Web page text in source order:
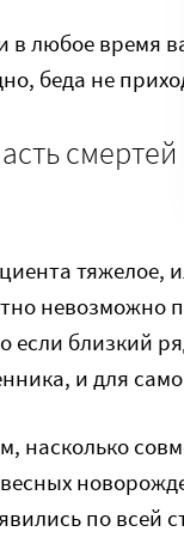
в любое время
беда не
невозможно
если близкий
и для
насколько
по всей